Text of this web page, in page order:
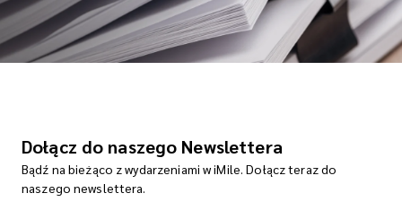
Dołącz do naszego Newslettera
Bądź na bieżąco z wydarzeniami w iMile. Dołącz teraz do
naszego newslettera.